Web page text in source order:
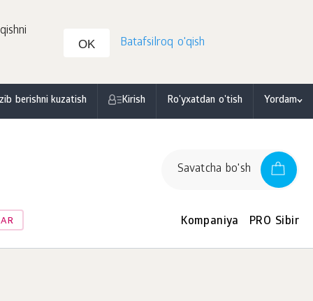
OK Batafsilroq o'qish
berishni kuzatish Kirish Ro'yxatdan o'tish Yordam
Savatcha bo'sh
Kompaniya PRO Sibir